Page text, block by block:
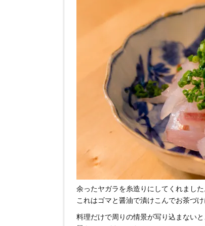
余ったヤガラを糸造りにしてくれました
これはゴマと醤油で漬けこんでお茶づけ
料理だけで周りの情景が写り込まない